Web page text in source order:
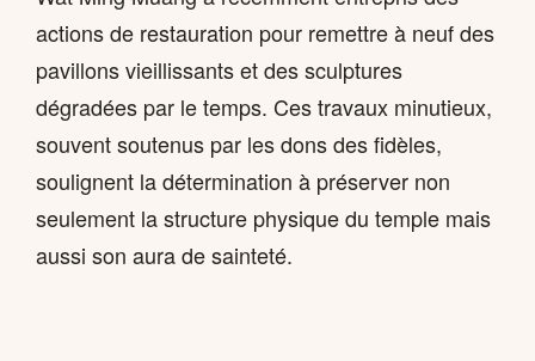
actions de restauration pour remettre à neuf des
pavillons vieillissants et des sculptures
dégradées par le temps. Ces travaux minutieux,
souvent soutenus par les dons des fidèles,
soulignent la détermination à préserver non
seulement la structure physique du temple mais
aussi son aura de sainteté.